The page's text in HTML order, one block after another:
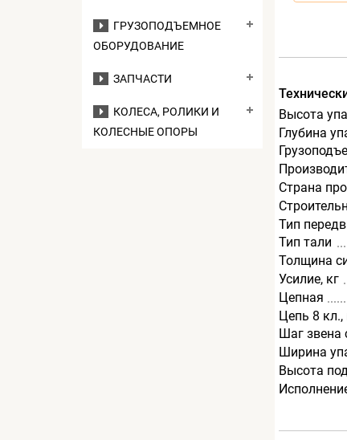
ГРУЗОПОДЪЕМНОЕ
ОБОРУДОВАНИЕ
ЗАПЧАСТИ
КОЛЕСА, РОЛИКИ И
КОЛЕСНЫЕ ОПОРЫ
Высота
Глубина
Страна
Тип
Тип тали
Толщина
Усилие, кг
Цепная
Цепь 8
Шаг звена
Ширина
Высота